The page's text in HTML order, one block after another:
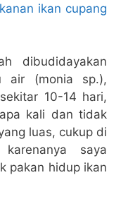
ikan cupang
dibudidayakan
air (monia sp.),
10-14 hari,
kali dan tidak
luas, cukup di
saya
pakan hidup ikan